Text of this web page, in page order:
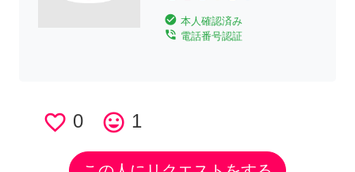
check_circle 本人確認済み
phone_in_talk 電話番号認証
favorite_border 0 tag_faces 1